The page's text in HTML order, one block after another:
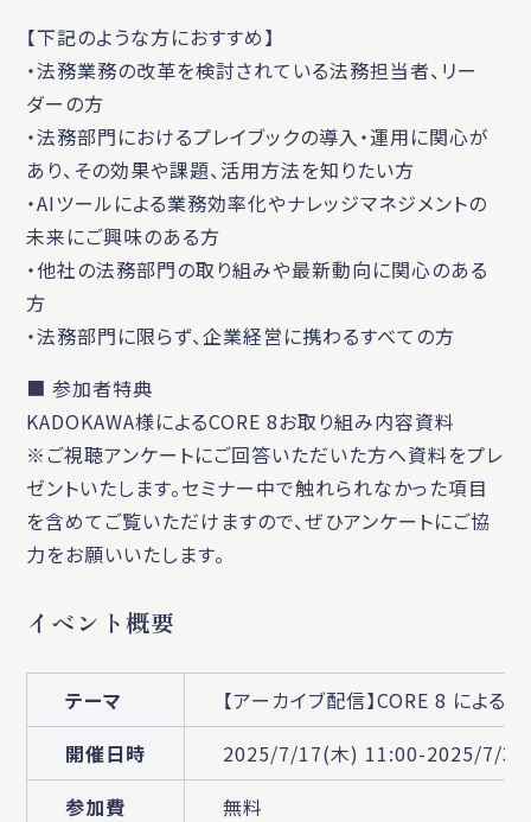
【下記のような方におすすめ】
・法務業務の改革を検討されている法務担当者、リー
ダーの方
・法務部門におけるプレイブックの導入・運用に関心が
あり、その効果や課題、活用方法を知りたい方
・AIツールによる業務効率化やナレッジマネジメントの
未来にご興味のある方
・他社の法務部門の取り組みや最新動向に関心のある
方
・法務部門に限らず、企業経営に携わるすべての方
■ 参加者特典
KADOKAWA様によるCORE 8お取り組み内容資料
※ご視聴アンケートにご回答いただいた方へ資料をプレ
ゼントいたします。セミナー中で触れられなかった項目
を含めてご覧いただけますので、ぜひアンケートにご協
力をお願いいたします。
イベント概要
テーマ
【アーカイブ配信】CORE 8 によ
開催日時
2025/7/17(木) 11:00-2025/7/
参加費
無料